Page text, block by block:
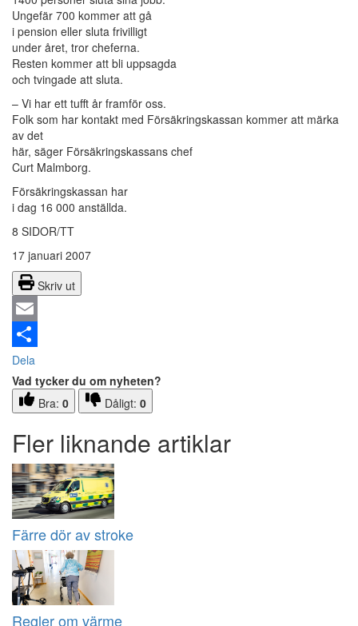
Ungefär 700 kommer att gå
i pension eller sluta frivilligt
under året, tror cheferna.
Resten kommer att bli uppsagda
och tvingade att sluta.
– Vi har ett tufft år framför oss.
Folk som har kontakt med Försäkringskassan kommer att märka
av det
här, säger Försäkringskassans chef
Curt Malmborg.
Försäkringskassan har
i dag 16 000 anställda.
8 SIDOR/TT
17 januari 2007
Skriv ut
Email
Dela
Vad tycker du om nyheten?
Bra: 0 Dåligt: 0
Fler liknande artiklar
Färre dör av stroke
Regler om värme